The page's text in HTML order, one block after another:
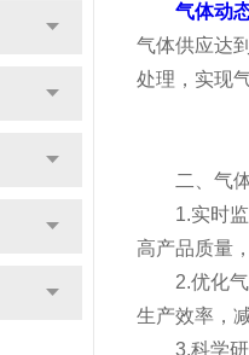
气体动
气体供应达
处理，实现
二、气体
1.实时监测
高产品质量
2.优化气体
生产效率，
3.科学研究